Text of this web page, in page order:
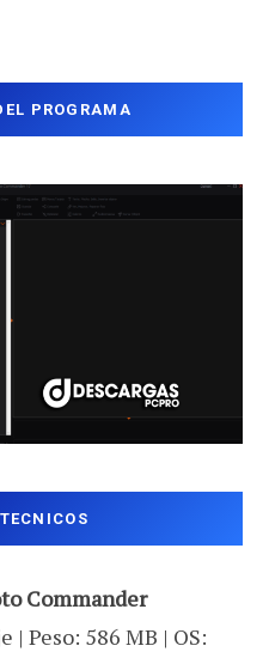
PROGRAMA
Commander
Peso: 586 MB | OS: